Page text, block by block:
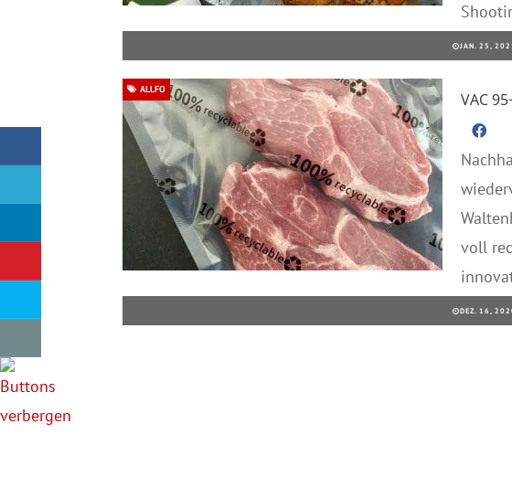
JAN. 25,
VAC
ALLFO
voll
DEZ. 16,